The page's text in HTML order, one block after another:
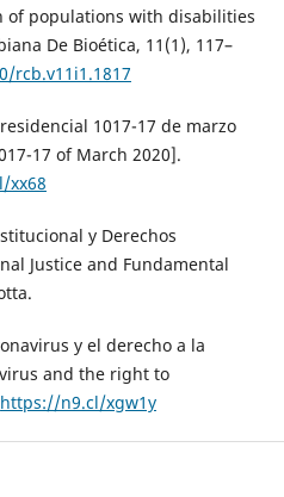
populations with disabilities
De Bioética, 11(1), 117–
rcb.v11i1.1817
1017-17 de marzo
17 of March 2020].
xx68
y Derechos
Justice and Fundamental
y el derecho a la
and the right to
https://n9.cl/xgw1y